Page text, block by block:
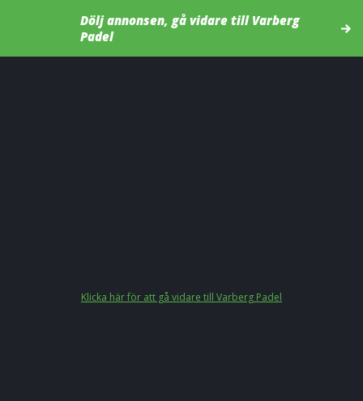
Dölj annonsen, gå vidare till Varberg
Padel
Klicka här för att gå vidare till Varberg Padel